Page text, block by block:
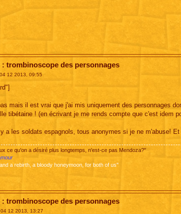
: trombinoscope des personnages
04 12 2013, 09:55
mais il est vrai que j'ai mis uniquement des personnages
tibétaine ! (en écrivant je me rends compte que c'est idem
a les soldats espagnols, tous anonymes si je ne m'abuse! Et
ce qu'on a désiré plus longtemps, n'est-ce pas Mendoza?"
a rebirth, a bloody honeymoon, for both of us"
: trombinoscope des personnages
04 12 2013, 13:27